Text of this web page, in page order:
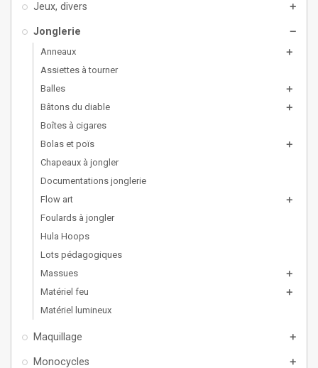
Jeux, divers add
Jonglerie remove
Anneaux add
Assiettes à tourner
Balles
add
Bâtons du diable add
Boîtes à cigares
Bolas et poïs
add
Chapeaux à jongler
Documentations jonglerie
Flow art
add
Foulards à jongler
Hula Hoops
Lots pédagogiques
Massues
add
Matériel feu add
Matériel lumineux
Maquillage add
Monocycles add